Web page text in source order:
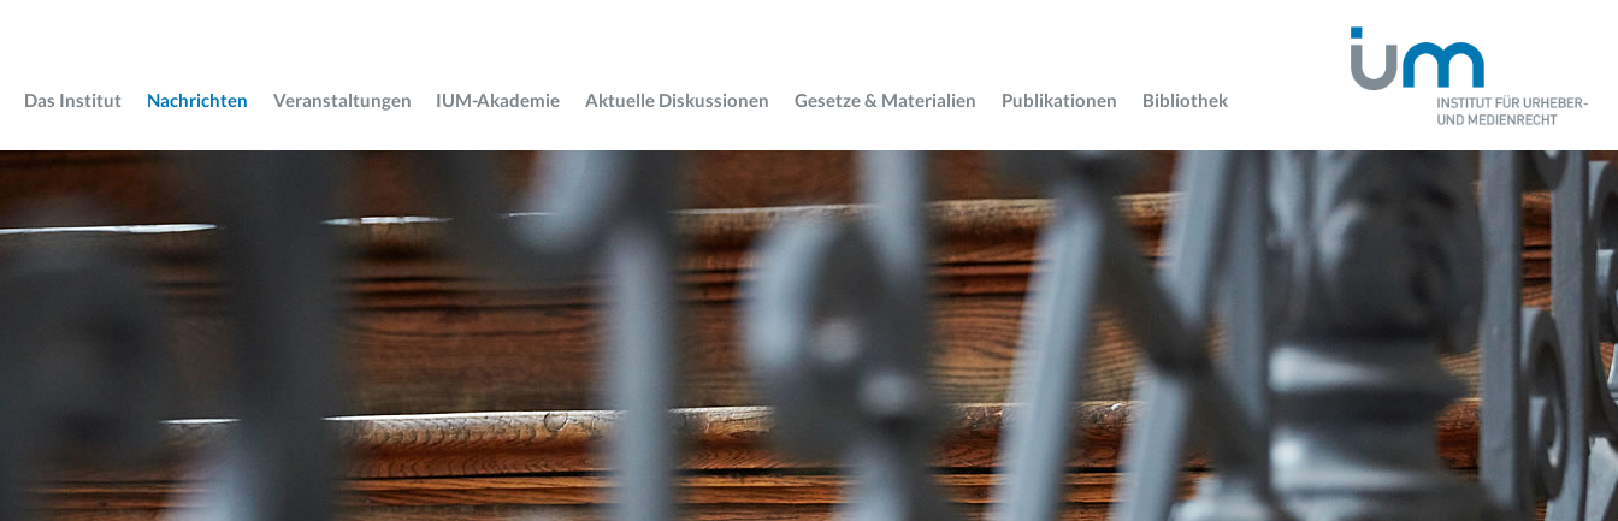
Das Institut Nachrichten Veranstaltungen IUM-Akademie Aktuelle Diskussionen Gesetze & Materialien Publikationen Bibliothek